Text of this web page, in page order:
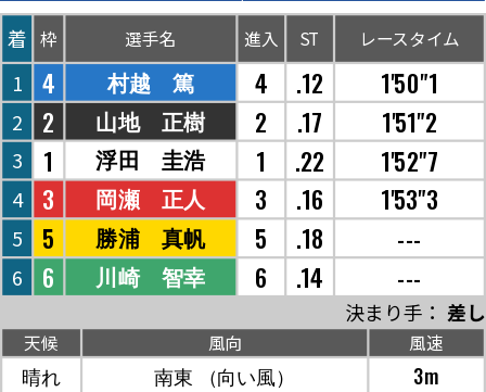
着 枠 選手名 進入 ST レースタイム
1 4 村越 篤 4 .12 1'50"1
2 2 山地 正樹 2 .17 1'51"2
3 1 浮田 圭浩 1 .22 1'52"7
4 3 岡瀬 正人 3 .16 1'53"3
5 5 勝浦 真帆 5 .18 ---
6 6 川崎 智幸 6 .14 ---
決まり手：差し
天候 風向 風速
晴れ 南東 （向い風） 3m